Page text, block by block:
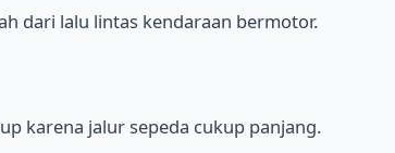
dari lalu lintas kendaraan bermotor.
karena jalur sepeda cukup panjang.